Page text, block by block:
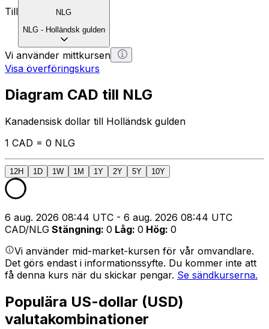
Till
NLG
NLG - Holländsk gulden
Vi använder mittkursen
Visa överföringskurs
Diagram CAD till NLG
Kanadensisk dollar till Holländsk gulden
1 CAD = 0 NLG
12H 1D 1W 1M 1Y 2Y 5Y 10Y
6 aug. 2026 08:44 UTC - 6 aug. 2026 08:44 UTC
CAD/NLG Stängning: 0 Låg: 0 Hög: 0
Vi använder mid-market-kursen för vår omvandlare.
Det görs endast i informationssyfte. Du kommer inte att
få denna kurs när du skickar pengar. Se sändkurserna.
Populära US-dollar (USD)
valutakombinationer